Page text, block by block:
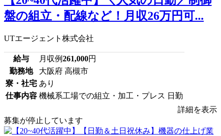
盤の組立・配線など！月収26万円可...
UTエージェント株式会社
給与 月収例261,000円
勤務地
大阪府 高槻市
寮・社宅 あり
仕事内容 機械系工場での組立・加工・プレス 日勤
詳細を表示
募集が停止しています